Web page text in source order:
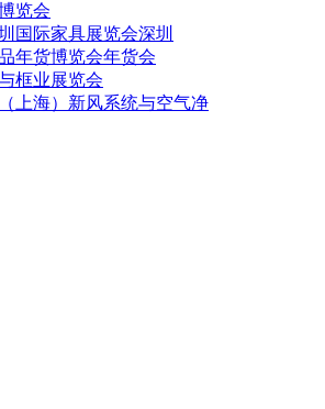
览会
国际家具展览会深圳
年货博览会年货会
框业展览会
上海）新风系统与空气净